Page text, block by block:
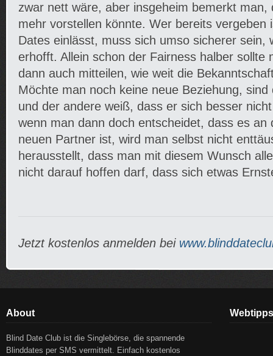
zwar nett wäre, aber insgeheim bemerkt man,
mehr vorstellen könnte. Wer bereits vergeben
Dates einlässt, muss sich umso sicherer sein,
erhofft. Allein schon der Fairness halber sollte
dann auch mitteilen, wie weit die
Möchte man noch keine neue Beziehung,
und der andere weiß, dass er sich besser
wenn man dann doch entscheidet, dass es an
neuen Partner ist, wird man selbst nicht
herausstellt, dass man mit diesem Wunsch
nicht darauf hoffen darf, dass sich etwas
Jetzt kostenlos anmelden bei
About
Blind Date Club ist die Singlebörse, die spannende
Blinddates per SMS vermittelt. Einfach kostenlos
Webtipps